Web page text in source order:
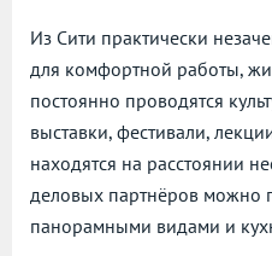
Из Сити практически
для комфортной работы,
постоянно проводятся
выставки, фестивали,
находятся на расстоянии
деловых партнёров можно
панорамными видами и